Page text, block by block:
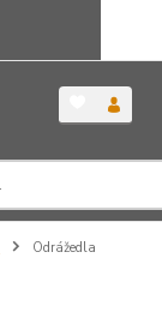
Odrážedla